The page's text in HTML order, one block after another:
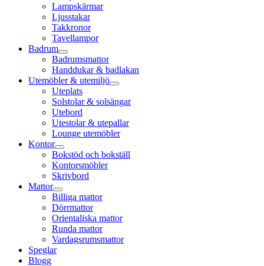
Lampskärmar
Ljusstakar
Takkronor
Tavellampor
Badrum
Badrumsmattor
Handdukar & badlakan
Utemöbler & utemiljö
Uteplats
Solstolar & solsängar
Utebord
Utestolar & utepallar
Lounge utemöbler
Kontor
Bokstöd och bokställ
Kontorsmöbler
Skrivbord
Mattor
Billiga mattor
Dörrmattor
Orientaliska mattor
Runda mattor
Vardagsrumsmattor
Speglar
Blogg